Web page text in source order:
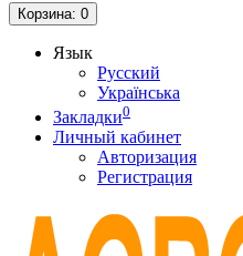
Корзина: 0
Язык
Русский
Українська
Закладки0
Личный кабинет
Авторизация
Регистрация